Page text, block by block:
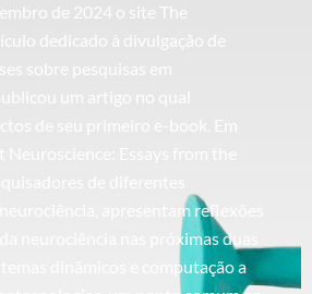
de 2024 o site The
dedicado à divulgação de
sobre pesquisas em
apresentam reflexões
neurociência nas próximas duas
dinâmicos e computação a